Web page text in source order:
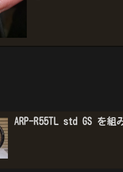
ARP-R55TL std GS を組